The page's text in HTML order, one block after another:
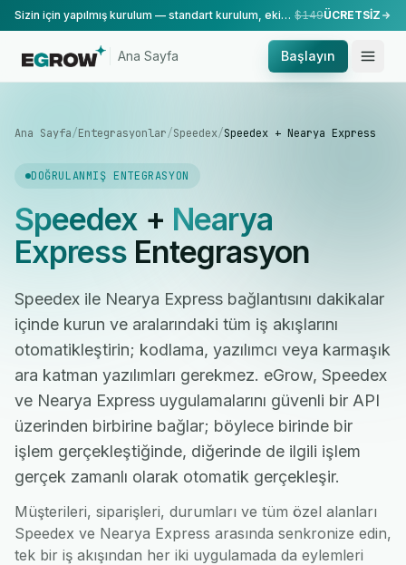
Sizin için yapılmış kurulum — standart kurulum, ekibimiz tarafından yapılır. $149ÜCRETSİZ
Ana Sayfa Başlayın
Ana Sayfa/Entegrasyonlar/Speedex/Speedex + Nearya Express
DOĞRULANMIŞ ENTEGRASYON
Speedex+ Nearya
ExpressEntegrasyon
Speedex ile Nearya Express bağlantısını dakikalar
içinde kurun ve aralarındaki tüm iş akışlarını
otomatikleştirin; kodlama, yazılımcı veya karmaşık
ara katman yazılımları gerekmez. eGrow, Speedex
ve Nearya Express uygulamalarını güvenli bir API
üzerinden birbirine bağlar; böylece birinde bir
işlem gerçekleştiğinde, diğerinde de ilgili işlem
gerçek zamanlı olarak otomatik gerçekleşir.
Müşterileri, siparişleri, durumları ve tüm özel alanları
Speedex ve Nearya Express arasında senkronize edin,
tek bir iş akışından her iki uygulamada da eylemleri